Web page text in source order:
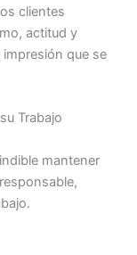
clientes
actitud y
que se
Trabajo
mantener